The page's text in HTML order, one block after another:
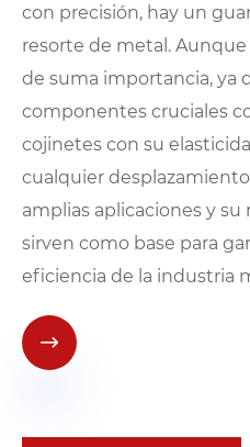
con precisión, hay un
resorte de metal.
de suma importancia, ya
componentes cruciales
cojinetes con su
cualquier
amplias aplicaciones y
sirven como base para
eficiencia de la industria
